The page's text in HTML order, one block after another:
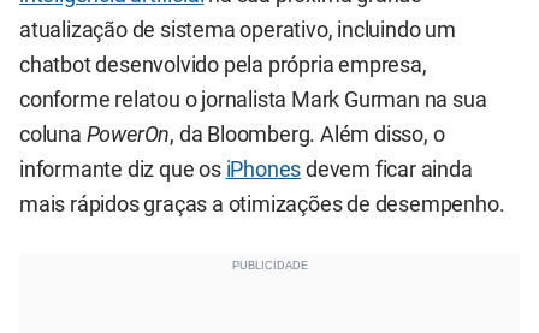
atualização de sistema operativo, incluindo um
chatbot desenvolvido pela própria empresa,
conforme relatou o jornalista Mark Gurman na sua
coluna PowerOn, da Bloomberg. Além disso, o
informante diz que os iPhones devem ficar ainda
mais rápidos graças a otimizações de desempenho.